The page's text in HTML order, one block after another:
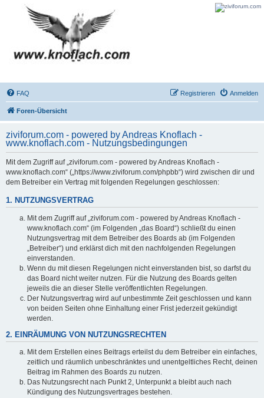
FAQ Anmelden
Registrieren
Foren-Übersicht
ziviforum.com - powered by Andreas Knoflach -
www.knoflach.com - Nutzungsbedingungen
Mit dem Zugriff auf „ziviforum.com - powered by Andreas Knoflach -
www.knoflach.com“ („https://www.ziviforum.com/phpbb“) wird zwischen dir und
dem Betreiber ein Vertrag mit folgenden Regelungen geschlossen:
1. NUTZUNGSVERTRAG
Mit dem Zugriff auf „ziviforum.com - powered by Andreas Knoflach -
www.knoflach.com“ (im Folgenden „das Board“) schließt du einen
Nutzungsvertrag mit dem Betreiber des Boards ab (im Folgenden
„Betreiber“) und erklärst dich mit den nachfolgenden Regelungen
einverstanden.
Wenn du mit diesen Regelungen nicht einverstanden bist, so darfst du
das Board nicht weiter nutzen. Für die Nutzung des Boards gelten
jeweils die an dieser Stelle veröffentlichten Regelungen.
Der Nutzungsvertrag wird auf unbestimmte Zeit geschlossen und kann
von beiden Seiten ohne Einhaltung einer Frist jederzeit gekündigt
werden.
2. EINRÄUMUNG VON NUTZUNGSRECHTEN
Mit dem Erstellen eines Beitrags erteilst du dem Betreiber ein einfaches,
zeitlich und räumlich unbeschränktes und unentgeltliches Recht, deinen
Beitrag im Rahmen des Boards zu nutzen.
Das Nutzungsrecht nach Punkt 2, Unterpunkt a bleibt auch nach
Kündigung des Nutzungsvertrages bestehen.